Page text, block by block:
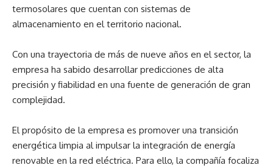
termosolares que cuentan con sistemas de
almacenamiento en el territorio nacional.
Con una trayectoria de más de nueve años en el sector, la
empresa ha sabido desarrollar predicciones de alta
precisión y fiabilidad en una fuente de generación de gran
complejidad.
El propósito de la empresa es promover una transición
energética limpia al impulsar la integración de energía
renovable en la red eléctrica. Para ello, la compañía focaliza